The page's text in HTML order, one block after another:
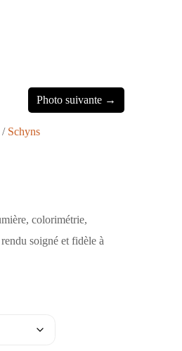
Photo suivante →
Schyns
colorimétrie,
soigné et fidèle à